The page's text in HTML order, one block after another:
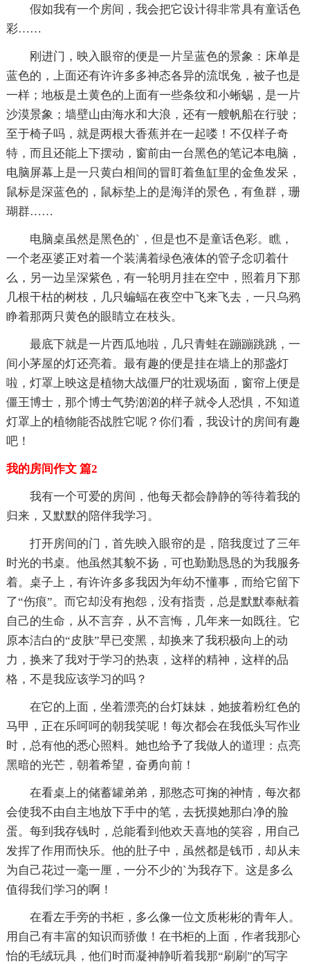
假如我有一个房间，我会把它设计得非常具有童话色
彩……
刚进门，映入眼帘的便是一片呈蓝色的景象：床单是
蓝色的，上面还有许许多多神态各异的流氓兔，被子也是
一样；地板是土黄色的上面有一些条纹和小蜥蜴，是一片
沙漠景象；墙壁山由海水和大浪，还有一艘帆船在行驶；
至于椅子吗，就是两根大香蕉并在一起喽！不仅样子奇
特，而且还能上下摆动，窗前由一台黑色的笔记本电脑，
电脑屏幕上是一只黄白相间的冒盯着鱼缸里的金鱼发呆，
鼠标是深蓝色的，鼠标垫上的是海洋的景色，有鱼群，珊
瑚群……
电脑桌虽然是黑色的`，但是也不是童话色彩。瞧，
一个老巫婆正对着一个装满着绿色液体的管子念叨着什
么，另一边呈深紫色，有一轮明月挂在空中，照着月下那
几根干枯的树枝，几只蝙蝠在夜空中飞来飞去，一只乌鸦
睁着那两只黄色的眼睛立在枝头。
最底下就是一片西瓜地啦，几只青蛙在蹦蹦跳跳，一
间小茅屋的灯还亮着。最有趣的便是挂在墙上的那盏灯
啦，灯罩上映这是植物大战僵尸的壮观场面，窗帘上便是
僵王博士，那个博士气势汹汹的样子就令人恐惧，不知道
灯罩上的植物能否战胜它呢？你们看，我设计的房间有趣
吧！
我的房间作文 篇2
我有一个可爱的房间，他每天都会静静的等待着我的
归来，又默默的陪伴我学习。
打开房间的门，首先映入眼帘的是，陪我度过了三年
时光的书桌。他虽然其貌不扬，可也勤勤恳恳的为我服务
着。桌子上，有许许多多我因为年幼不懂事，而给它留下
了“伤痕”。而它却没有抱怨，没有指责，总是默默奉献着
自己的生命，从不言弃，从不言悔，几年来一如既往。它
原本洁白的“皮肤”早已变黑，却换来了我积极向上的动
力，换来了我对于学习的热衷，这样的精神，这样的品
格，不是我应该学习的吗？
在它的上面，坐着漂亮的台灯妹妹，她披着粉红色的
马甲，正在乐呵呵的朝我笑呢！每次都会在我低头写作业
时，总有他的悉心照料。她也给予了我做人的道理：点亮
黑暗的光芒，朝着希望，奋勇向前！
在看桌上的储蓄罐弟弟，那憨态可掬的神情，每次都
会使我不由自主地放下手中的笔，去抚摸她那白净的脸
蛋。每到我存钱时，总能看到他欢天喜地的笑容，用自己
发挥了作用而快乐。他的肚子中，虽然都是钱币，却从未
为自己花过一毫一厘，一分不少的`为我存下。这是多么
值得我们学习的啊！
在看左手旁的书柜，多么像一位文质彬彬的青年人。
用自己有丰富的知识而骄傲！在书柜的上面，作者我那心
怡的毛绒玩具，他们时而凝神静听着我那“刷刷”的写字